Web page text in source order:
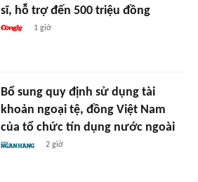
sĩ, hỗ trợ đến 500 triệu đồng
1 giờ
Bổ sung quy định sử dụng tài
khoản ngoại tệ, đồng Việt Nam
của tổ chức tín dụng nước ngoài
2 giờ